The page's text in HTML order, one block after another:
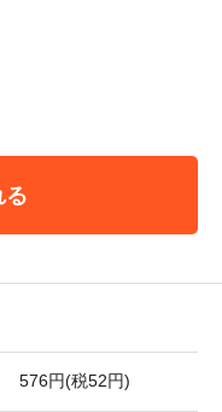
る
576円(税52円)